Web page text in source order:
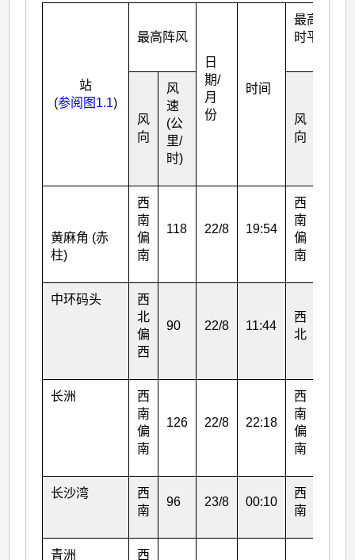
站
(参阅图1.1)
最高阵风
日
期/
月
份
时间
最高每小
时平均风
风
向
风
速
(公
里/
时)
风
向
黄麻角 (赤
柱)
西
南
偏
南
118 22/8 19:54
西
南
偏
南
中环码头
西
北
偏
西
90 22/8 11:44
西
北
长洲
西
南
偏
南
126 22/8 22:18
西
南
偏
南
长沙湾
西
南
96 23/8 00:10
西
南
青洲
西